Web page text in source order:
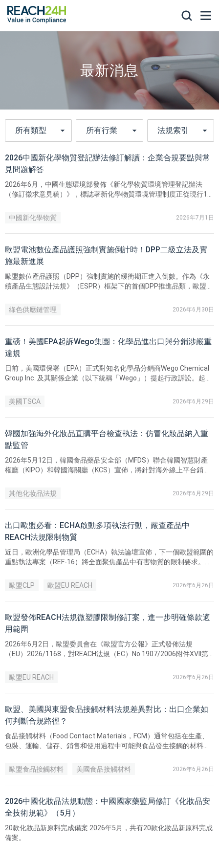
最新消息
2026中國新化學物質登記辦法修訂解讀：企業合規要點與常
見問題解答
2026年6月，中國生態環境部發佈《新化學物質環境管理登記辦法
（修訂徵求意見稿）》，標誌著新化學物質環境管理制度正從現行12
中國新化學物質
2026年7月1日
歐盟電池數位產品護照強制實施倒計時！DPP二級立法及實
施最新進展
歐盟數位產品護照（DPP）強制實施的緩衝期正進入倒數。作為《永
續產品生態設計法規》（ESPR）框架下的首個DPP推進品類，歐盟委
導」專題網路研討會。
綠色供應鏈管理 2026年6月30日
重磅！美國EPA起訴Wego集團：化學品進出口與分銷涉嚴重
違規
日前，美國環保署（EPA）正式對知名化學品分銷商Wego Chemical
Group Inc. 及其關係企業（以下統稱「Wego」）提起行政訴訟。起訴
去數年的化學品進出口及分銷業務中存在嚴重的系統性違規，並面臨
法定的巨額民事罰款。
美國TSCA 2026年6月29日
韓國加強海外化妝品直購平台檢查執法：仿冒化妝品納入重
點監管
2026年5月12日，韓國食品藥品安全部（MFDS）聯合韓國智慧財產
權廳（KIPO）和韓國海關廳（KCS）宣佈，將針對海外線上平台銷售
品規模增長帶來的品牌安全風險，加強對韓國美妝品牌知識產權的保
護。
其他化妆品法規 2026年6月29日
出口歐盟必看：ECHA啟動多項執法行動，嚴查產品中
REACH法規限制物質
近日，歐洲化學品管理局（ECHA）執法論壇宣佈，下一個歐盟範圍的
重點執法專案（REF-16）將全面聚焦產品中有害物質的限制要求。此
售等開展一系列專項執法檢查。
歐盟CLP 歐盟EU REACH 2026年6月26日
歐盟發佈REACH法規微塑膠限制修訂案，進一步明確條款適
用範圍
2026年6月2日，歐盟委員會在《歐盟官方公報》正式發佈法規
（EU）2026/1168，對REACH法規（EC）No 1907/2006附件XVII第
Polymer Microparticles，即「微塑膠」）限制條款的適用範圍。
歐盟EU REACH 2026年6月26日
歐盟、美國與東盟食品接觸材料法規差異對比：出口企業如
何判斷合規路徑？
食品接觸材料（Food Contact Materials，FCM）通常包括在生產、
包裝、運輸、儲存、銷售和使用過程中可能與食品發生接觸的材料和
層、油墨、黏合劑等。
歐盟食品接觸材料 美國食品接觸材料 2026年6月26日
2026中國化妝品法規動態：中國國家藥監局修訂《化妝品安
全技術規範》（5月）
20款化妝品新原料完成備案 2026年5月，共有20款化妝品新原料完成
備案。